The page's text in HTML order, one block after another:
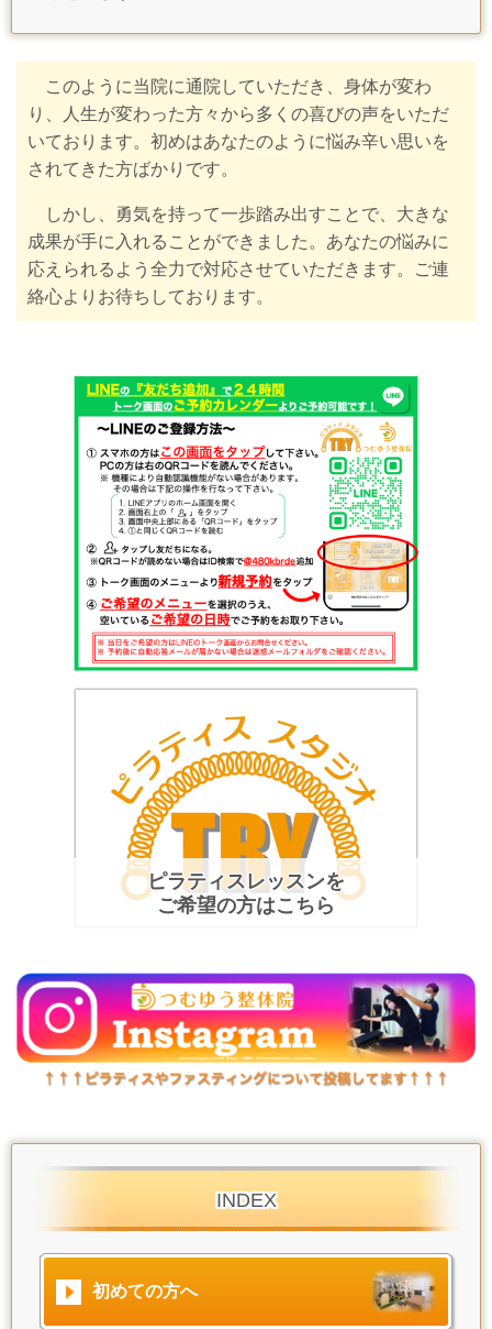
このように当院に通院していただき、身体が変わ
り、人生が変わった方々から多くの喜びの声をいただ
いております。初めはあなたのように悩み辛い思いを
されてきた方ばかりです。
しかし、勇気を持って一歩踏み出すことで、大きな
成果が手に入れることができました。あなたの悩みに
応えられるよう全力で対応させていただきます。ご連
絡心よりお待ちしております。
ピラティスレッスンを
ご希望の方はこちら
INDEX
初めての方へ